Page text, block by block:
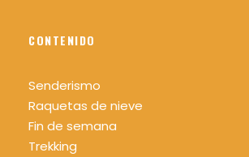
CONTENIDO
Senderismo
Raquetas de nieve
Fin de semana
Trekking